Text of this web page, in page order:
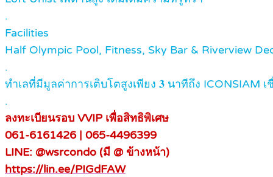
.
Facilities
Half Olympic Pool, Fitness, Sky Bar & Riverview
.
ทำเลที่มีมูลค่าการเติบโตสูงเพียง 𝟑 นาทีถึง ICONSIAM
.
ลงทะเบียนรอบ VVIP เพื่อสิทธิพิเศษ
061-6161426 | 065-4496399
LINE: @wsrcondo (มี @ ข้างหน้า)
https://lin.ee/PIGdFAW